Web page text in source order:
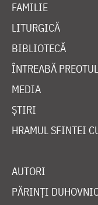
FAMILIE
LITURGICĂ
BIBLIOTECĂ
ÎNTREABĂ PREOTUL
MEDIA
ȘTIRI
HRAMUL SFINTEI
AUTORI
PĂRINȚI